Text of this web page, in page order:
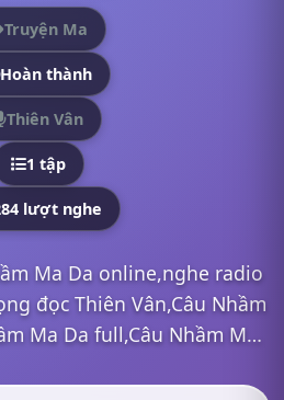
Truyện Ma
Hoàn thành
Thiên Vân
1 tập
lượt nghe
Ma Da online,nghe radio
đọc Thiên Vân,Câu Nhầm
Ma Da full,Câu Nhầm Ma